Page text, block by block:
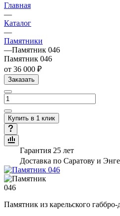
Главная
—
Каталог
—
Памятники
—Памятник 046
Памятник 046
от 36 000 ₽
Заказать
Купить в 1 клик
Гарантия 25 лет
Доставка по Саратову и
Памятник из карельского габбро-